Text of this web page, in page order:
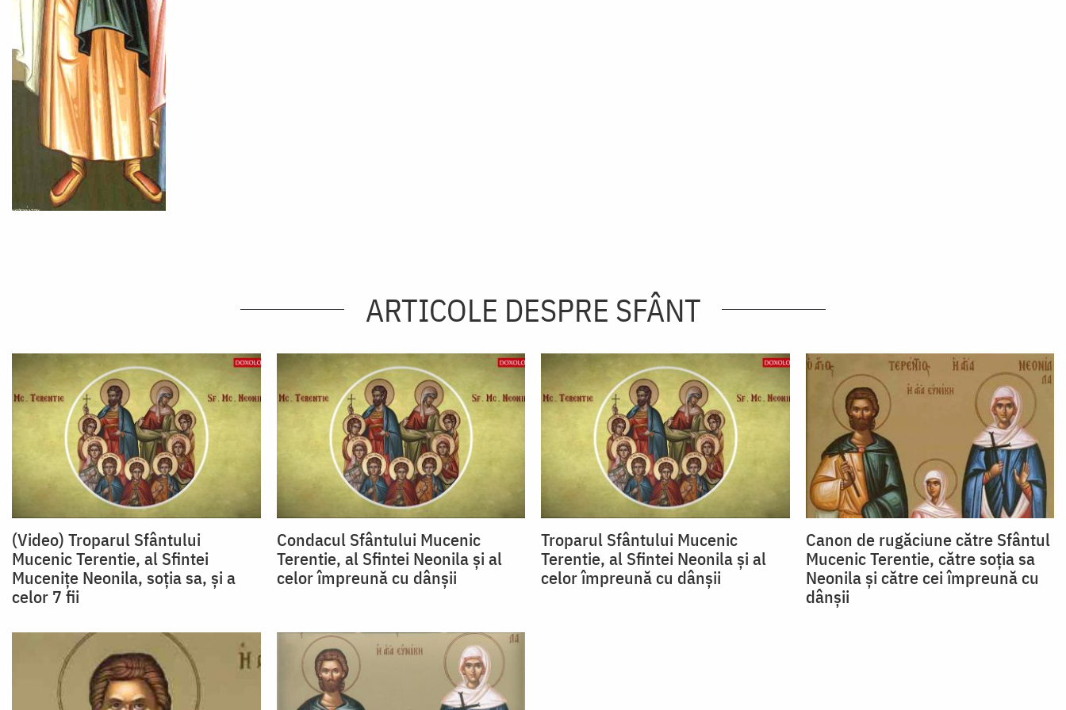
ARTICOLE DESPRE SFÂNT
(Video) Troparul Sfântului
Mucenic Terentie, al Sfintei
Mucenițe Neonila, soția sa, și a
celor 7 fii
Condacul Sfântului Mucenic
Terentie, al Sfintei Neonila şi al
celor împreună cu dânşii
Troparul Sfântului Mucenic
Terentie, al Sfintei Neonila şi al
celor împreună cu dânşii
Canon de rugăciune către Sfântul
Mucenic Terentie, către soţia sa
Neonila şi către cei împreună cu
dânşii